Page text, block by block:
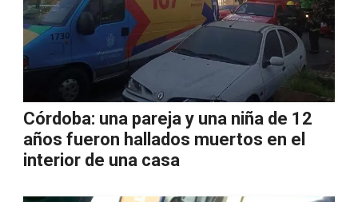
Córdoba: una pareja y una niña de 12
años fueron hallados muertos en el
interior de una casa